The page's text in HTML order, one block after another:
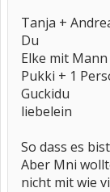
Tanja +
Du
Elke mit
Pukki + 1
Guckidu
liebelein
So dass es
Aber Mni
nicht mit wie